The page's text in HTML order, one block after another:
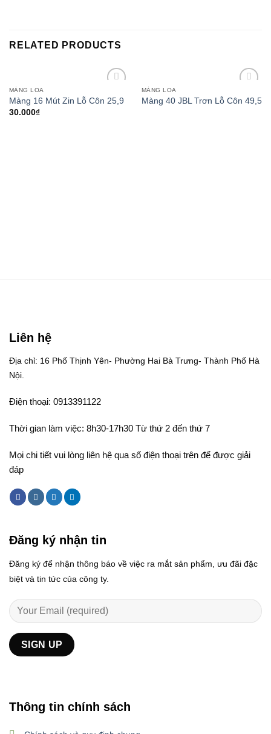
RELATED PRODUCTS
wishlist
MÀNG LOA
Màng 16 Mút Zin Lỗ Côn 25,9
30.000₫
wishlist
MÀNG LOA
Màng 40 JBL Trơn Lỗ Côn 49,5
Liên hệ
Địa chỉ: 16 Phố Thịnh Yên- Phường Hai Bà Trưng- Thành Phố Hà
Nội.
Điện thoại: 0913391122
Thời gian làm việc: 8h30-17h30 Từ thứ 2 đến thứ 7
Mọi chi tiết vui lòng liên hệ qua số điện thoại trên để được giải
đáp
Thông tin chính sách
Đăng ký nhận tin
Đăng ký để nhận thông báo về việc ra mắt sản phẩm, ưu đãi đặc
biệt và tin tức của công ty.